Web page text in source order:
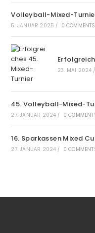
Volleyball-Mixed-
5. JANUAR 2025 / 0 COMMENTS
23. MAI 2024 /
45. Volleyball-Mixed-
27. JANUAR 2024 / 0
16. Sparkassen Mixed
27. JANUAR 2024 / 0